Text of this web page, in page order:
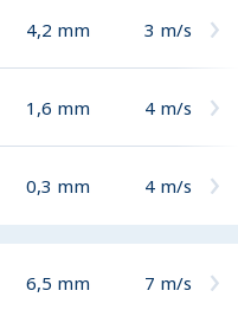
4,2 mm 3 m/s
1,6 mm 4 m/s
0,3 mm 4 m/s
6,5 mm 7 m/s